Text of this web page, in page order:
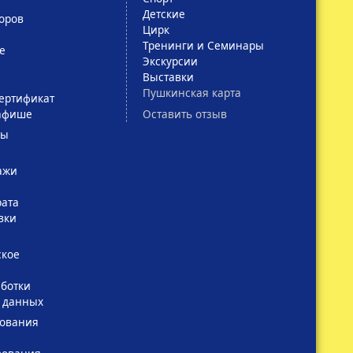
данных
Детские
Цирк
Тренинги и Семинары
Экскурсии
Выставки
Пушкинская карта
Оставить отзыв